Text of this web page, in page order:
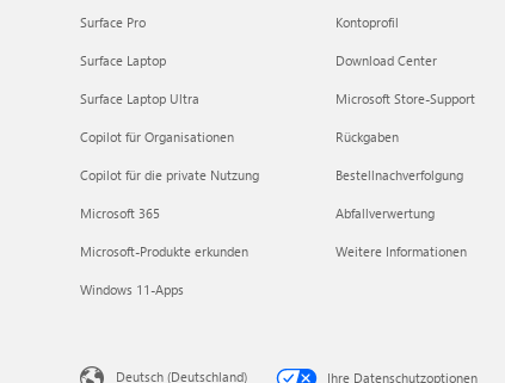
Surface Pro
Surface Laptop
Surface Laptop Ultra
Copilot für Organisationen
Copilot für die private Nutzung
Microsoft 365
Microsoft-Produkte erkunden
Windows 11-Apps
Kontoprofil
Download Center
Microsoft Store-Support
Rückgaben
Bestellnachverfolgung
Abfallverwertung
Weitere Informationen
Deutsch (Deutschland) Ihre Datenschutzoptionen